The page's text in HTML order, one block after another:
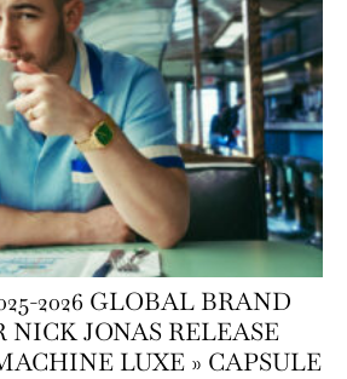
2026 GLOBAL BRAND
NICK JONAS RELEASE
LUXE » CAPSULE